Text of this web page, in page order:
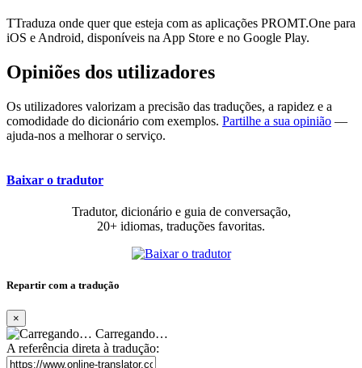
TTraduza onde quer que esteja com as aplicações PROMT.One para
iOS e Android, disponíveis na App Store e no Google Play.
Opiniões dos utilizadores
Os utilizadores valorizam a precisão das traduções, a rapidez e a
comodidade do dicionário com exemplos. Partilhe a sua opinião —
ajuda-nos a melhorar o serviço.
Baixar o tradutor
Tradutor, dicionário e guia de conversação,
20+ idiomas, traduções favoritas.
Repartir com a tradução
×
Carregando…
A referência direta à tradução: